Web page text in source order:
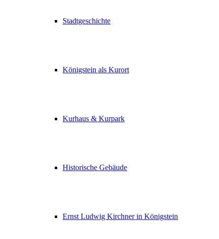
Stadtgeschichte
Königstein als Kurort
Kurhaus & Kurpark
Historische Gebäude
Ernst Ludwig Kirchner in Königstein